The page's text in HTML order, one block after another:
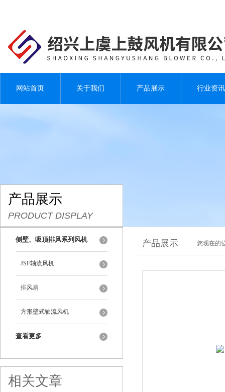
网站首页 关于我们 产品展示 行业资讯
产品展示
PRODUCT DISPLAY
侧壁、吸顶排风系列风机
JSF轴流风机
排风扇
方形壁式轴流风机
查看更多
相关文章
产品展示 您现在的